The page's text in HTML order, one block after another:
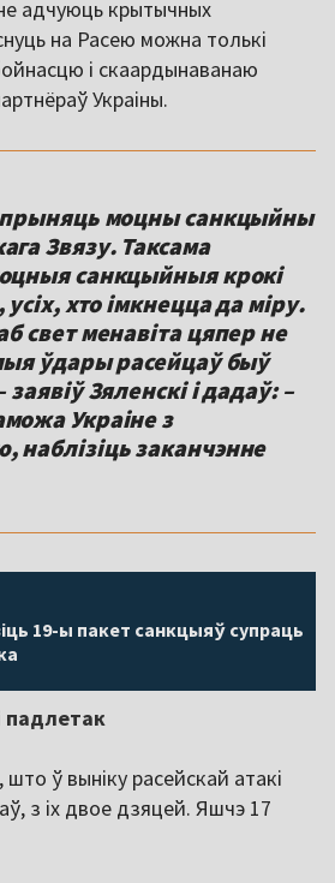
не адчуюць крытычных
на Расею можна толькі
і скаардынаванаю
Украіны.
прыняць моцны санкцыйны
Звязу. Таксама
санкцыйныя крокі
хто імкнецца да міру.
свет менавіта цяпер не
ўдары расейцаў быў
Зяленскі і дадаў: –
Украіне з
наблізіць заканчэнне
19-ы пакет санкцыяў супраць
падлетак
што ў выніку расейскай атакі
з іх двое дзяцей. Яшчэ 17